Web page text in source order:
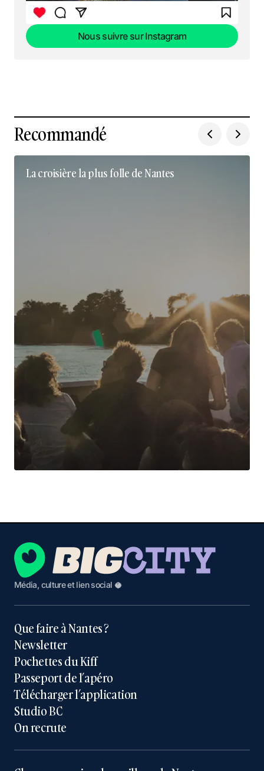
Nous suivre sur Instagram
Recommandé
La croisière la plus folle de Nantes
Média, culture et lien social 🥥
Que faire à Nantes ?
Newsletter
Pochettes du Kiff
Passeport de l’apéro
Télécharger l’application
Studio BC
On recrute